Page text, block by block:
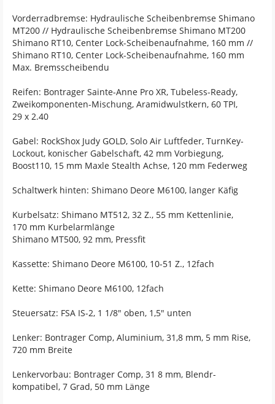
Vorderradbremse: Hydraulische Scheibenbremse Shimano
MT200 // Hydraulische Scheibenbremse Shimano MT200
Shimano RT10, Center Lock-Scheibenaufnahme, 160 mm //
Shimano RT10, Center Lock-Scheibenaufnahme, 160 mm
Max. Bremsscheibendu
Reifen: Bontrager Sainte-Anne Pro XR, Tubeless-Ready,
Zweikomponenten-Mischung, Aramidwulstkern, 60 TPI,
29 x 2.40
Gabel: RockShox Judy GOLD, Solo Air Luftfeder, TurnKey-
Lockout, konischer Gabelschaft, 42 mm Vorbiegung,
Boost110, 15 mm Maxle Stealth Achse, 120 mm Federweg
Schaltwerk hinten: Shimano Deore M6100, langer Käfig
Kurbelsatz: Shimano MT512, 32 Z., 55 mm Kettenlinie,
170 mm Kurbelarmlänge
Shimano MT500, 92 mm, Pressfit
Kassette: Shimano Deore M6100, 10-51 Z., 12fach
Kette: Shimano Deore M6100, 12fach
Steuersatz: FSA IS-2, 1 1/8" oben, 1,5" unten
Lenker: Bontrager Comp, Aluminium, 31,8 mm, 5 mm Rise,
720 mm Breite
Lenkervorbau: Bontrager Comp, 31 8 mm, Blendr-
kompatibel, 7 Grad, 50 mm Länge